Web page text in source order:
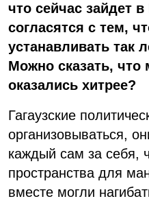
что сейчас зайдет
согласятся с тем,
устанавливать так
Можно сказать, что
оказались хитрее?
Гагаузские
организовываться,
каждый сам за себя,
пространства для
вместе могли